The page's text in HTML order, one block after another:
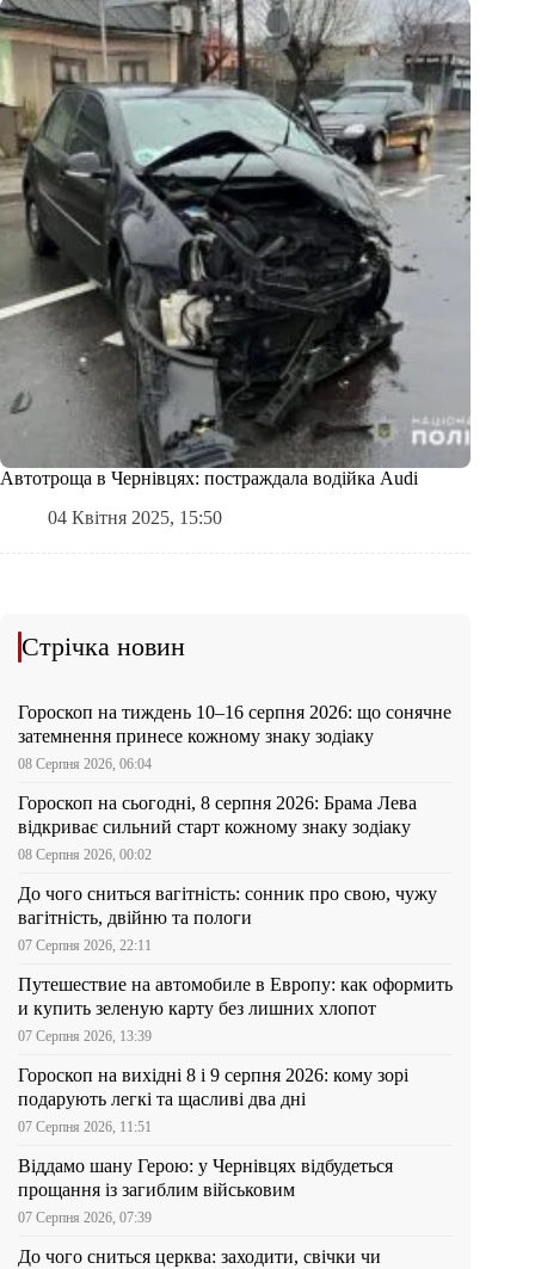
Автотроща в Чернівцях: постраждала водійка Audi
04 Квітня 2025, 15:50
Стрічка новин
Гороскоп на тиждень 10–16 серпня 2026: що сонячне
затемнення принесе кожному знаку зодіаку
08 Серпня 2026, 06:04
Гороскоп на сьогодні, 8 серпня 2026: Брама Лева
відкриває сильний старт кожному знаку зодіаку
08 Серпня 2026, 00:02
До чого сниться вагітність: сонник про свою, чужу
вагітність, двійню та пологи
07 Серпня 2026, 22:11
Путешествие на автомобиле в Европу: как оформить
и купить зеленую карту без лишних хлопот
07 Серпня 2026, 13:39
Гороскоп на вихідні 8 і 9 серпня 2026: кому зорі
подарують легкі та щасливі два дні
07 Серпня 2026, 11:51
Віддамо шану Герою: у Чернівцях відбудеться
прощання із загиблим військовим
07 Серпня 2026, 07:39
До чого сниться церква: заходити, свічки чи